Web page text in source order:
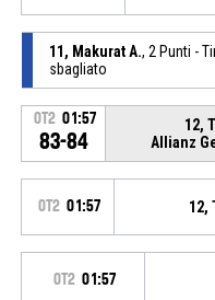
11, Makurat A., 2 Punti -
sbagliato
OT2 01:57
83-84
12,
Allianz
OT2 01:57 12,
OT2 01:57